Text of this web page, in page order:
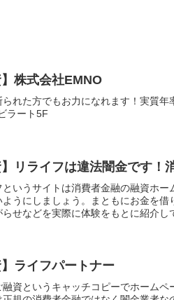
】株式会社EMNO
られた方でもお力になれます！実質
ラート5F
】リライフは違法闇金です
というサイトは消費者金融の融資ホ
ようにしましょう。まともにお金を
らせなどを実際に体験をもとに紹介
】ライフパートナー
融資というキャッチコピーでホーム